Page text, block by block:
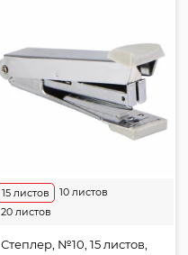
10 листов
15 листов
20 листов
Степлер, №10, 15 листов,